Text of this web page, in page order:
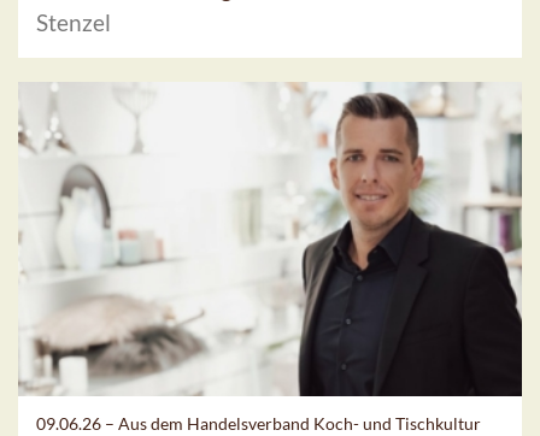
Stenzel
09.06.26 – Aus dem Handelsverband Koch- und Tischkultur